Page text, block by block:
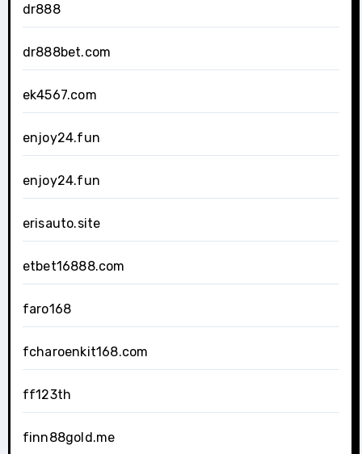
dr888
dr888bet.com
ek4567.com
enjoy24.fun
enjoy24.fun
erisauto.site
etbet16888.com
faro168
fcharoenkit168.com
ff123th
finn88gold.me